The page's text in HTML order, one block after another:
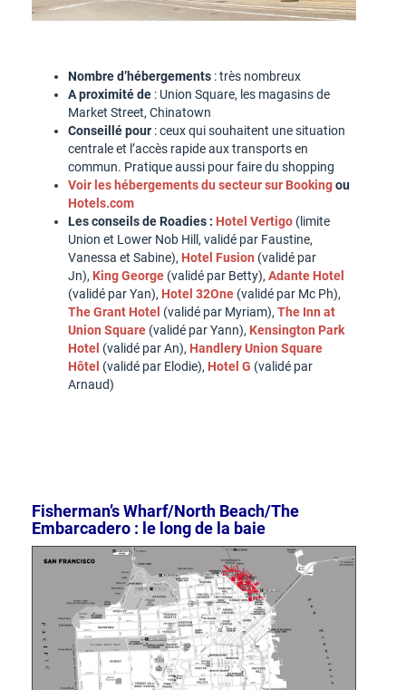
Nombre d’hébergements : très nombreux
A proximité de : Union Square, les magasins de
Market Street, Chinatown
Conseillé pour : ceux qui souhaitent une situation
centrale et l’accès rapide aux transports en
commun. Pratique aussi pour faire du shopping
Voir les hébergements du secteur sur Bookingou
Hotels.com
Les conseils de Roadies : Hotel Vertigo (limite
Union et Lower Nob Hill, validé par Faustine,
Vanessa et Sabine), Hotel Fusion (validé par
Jn), King George (validé par Betty), Adante Hotel
(validé par Yan), Hotel 32One (validé par Mc Ph),
The Grant Hotel (validé par Myriam), The Inn at
Union Square (validé par Yann), Kensington Park
Hotel (validé par An), Handlery Union Square
Hôtel (validé par Elodie), Hotel G (validé par
Arnaud)
Fisherman’s Wharf/North Beach/The
Embarcadero : le long de la baie